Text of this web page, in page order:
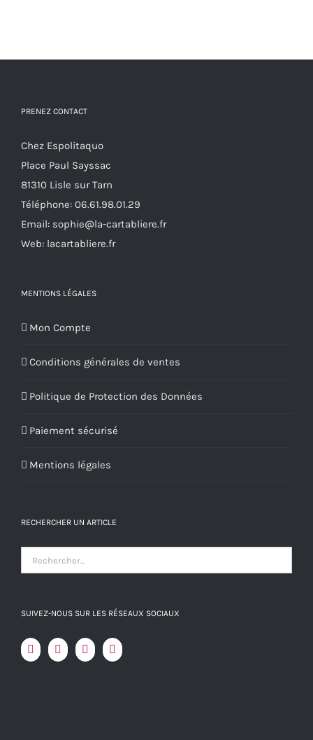
PRENEZ CONTACT
Chez Espolitaquo
Place Paul Sayssac
81310 Lisle sur Tarn
Téléphone: 06.61.98.01.29
Email: sophie@la-cartabliere.fr
Web: lacartabliere.fr
MENTIONS LÉGALES
Mon Compte
Conditions générales de ventes
Politique de Protection des Données
Paiement sécurisé
Mentions légales
RECHERCHER UN ARTICLE
SUIVEZ-NOUS SUR LES RÉSEAUX SOCIAUX